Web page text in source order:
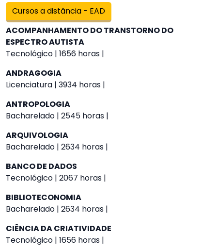
Cursos a distância - EAD
ACOMPANHAMENTO DO TRANSTORNO DO
ESPECTRO AUTISTA
Tecnológico | 1656 horas |
ANDRAGOGIA
Licenciatura | 3934 horas |
ANTROPOLOGIA
Bacharelado | 2545 horas |
ARQUIVOLOGIA
Bacharelado | 2634 horas |
BANCO DE DADOS
Tecnológico | 2067 horas |
BIBLIOTECONOMIA
Bacharelado | 2634 horas |
CIÊNCIA DA CRIATIVIDADE
Tecnológico | 1656 horas |